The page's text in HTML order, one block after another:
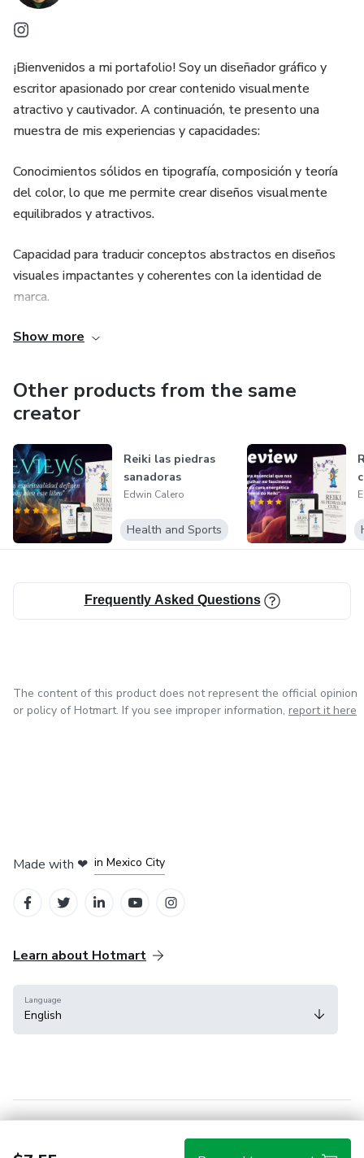
¡Bienvenidos a mi portafolio! Soy un diseñador gráfico y
escritor apasionado por crear contenido visualmente
atractivo y cautivador. A continuación, te presento una
muestra de mis experiencias y capacidades:
Conocimientos sólidos en tipografía, composición y teoría
del color, lo que me permite crear diseños visualmente
equilibrados y atractivos.
Capacidad para traducir conceptos abstractos en diseños
visuales impactantes y coherentes con la identidad de
marca.
Destreza en la redacción creativa, con habilidades para
formatos, desde artículos hasta guiones publicitarios.
Redacción y diseño de artículos para un blog de viajes,
combinando la narrativa escrita con imágenes y diseños
visuales atractivos para transportar a los lectores a
destinos exóticos.
¡Gracias por visitar mi portafolio! Estoy emocionado de
colaborar en proyectos que combinen diseño gráfico y
cautivadoras. Si deseas conocer más sobre mi trabajo o
discutir posibles colaboraciones, no dudes en contactarme.
Show more
Other products from the same
creator
Reiki las piedras
sanadoras
Edwin Calero
Health and Sports
Frequently Asked Questions
The content of this product does not represent the official opinion
or policy of Hotmart. If you see improper information, report it here
Made with ❤ in Mexico City
Learn about Hotmart
Language
English